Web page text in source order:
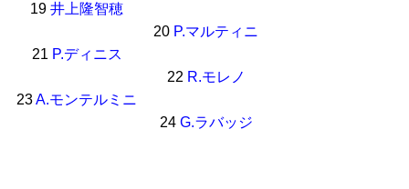
19井上隆智穂
20 P.マルティニ
21 P.ディニス
22 R.モレノ
23A.モンテルミニ
24 G.ラバッジ